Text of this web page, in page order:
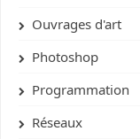
Ouvrages d'art
Photoshop
Programmation
Réseaux